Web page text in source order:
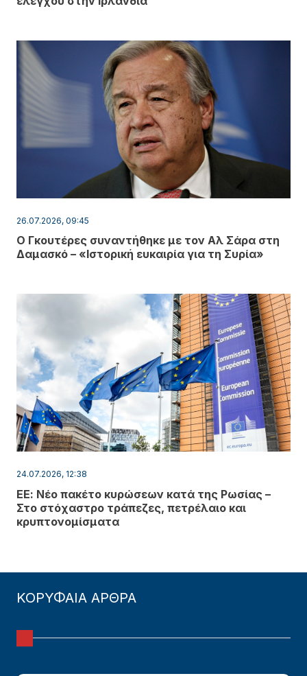
26.07.2026, 09:45
Ο Γκουτέρες συναντήθηκε με τον Αλ Σάρα στη
Δαμασκό – «Ιστορική ευκαιρία για τη Συρία»
24.07.2026, 12:38
ΕΕ: Νέο πακέτο κυρώσεων κατά της Ρωσίας –
Στο στόχαστρο τράπεζες, πετρέλαιο και
κρυπτονομίσματα
ΚΟΡΥΦΑΙΑ ΑΡΘΡΑ